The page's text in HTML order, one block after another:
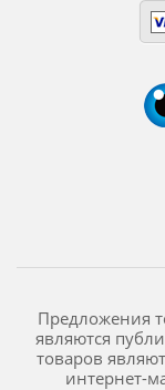
Предложения
являются
товаров
интернет-